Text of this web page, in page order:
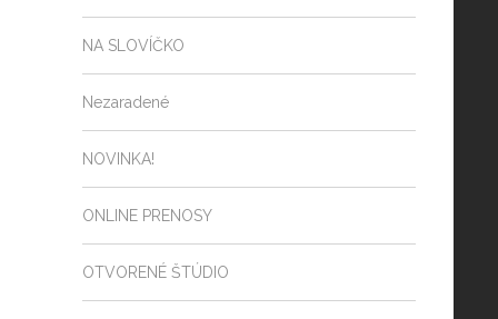
NA SLOVÍČKO
Nezaradené
NOVINKA!
ONLINE PRENOSY
OTVORENÉ ŠTÚDIO